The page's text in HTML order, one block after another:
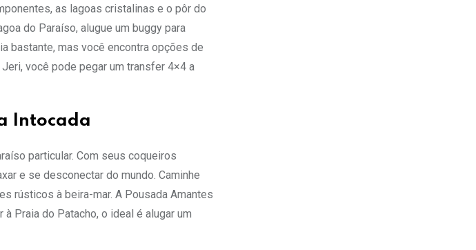
as lagoas cristalinas e o pôr do
do Paraíso, alugue um buggy para
bastante, mas você encontra opções de
você pode pegar um transfer 4×4 a
Intocada
particular. Com seus coqueiros
e se desconectar do mundo. Caminhe
rústicos à beira-mar. A Pousada Amantes
Praia do Patacho, o ideal é alugar um